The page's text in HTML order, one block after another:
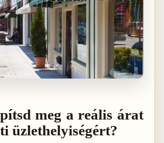
meg a reális árat
üzlethelyiségért?